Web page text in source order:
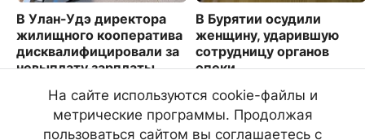
В Улан-Удэ директора
жилищного кооператива
дисквалифицировали за
невыплату зарплаты
3312
В Бурятии осудили
женщину, ударившую
сотрудницу органов
опеки
5502
На сайте используются cookie-файлы и
метрические программы. Продолжая
пользоваться сайтом вы соглашаетесь с